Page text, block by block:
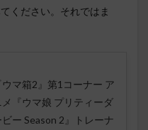
ください。それではま
ウマ箱2』第1コーナー ア
メ『ウマ娘 プリティーダ
ビー Season 2』トレーナ